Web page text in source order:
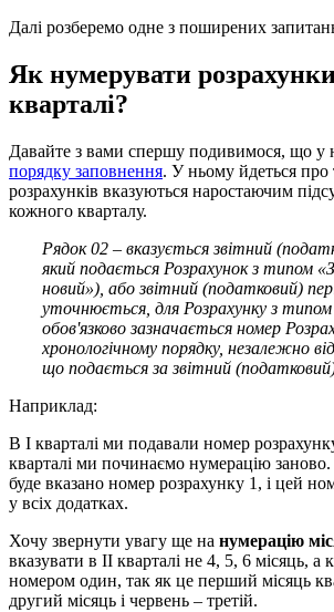
Далі розберемо одне з поширених
Як нумерувати
кварталі?
Давайте з вами спершу подивимося, що у
порядку заповнення. У ньому йдеться
розрахунків вказуються наростаючим
кожного кварталу.
Рядок 02 – вказується звітний
який подається Розрахунок з типом
новий»), або звітний (податковий)
уточнюється, для Розрахунку з
обов'язково зазначається номер
хронологічному порядку, незалежно
що подається за звітний
Наприклад:
В І кварталі ми подавали номер
кварталі ми починаємо нумерацію
буде вказано номер розрахунку 1, і цей
у всіх додатках.
Хочу звернути увагу ще на нумерацію
вказувати в ІІ кварталі не 4, 5, 6 місяць, а
номером один, так як це перший місяць
другий місяць і червень – третій.